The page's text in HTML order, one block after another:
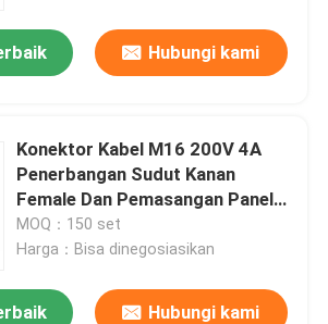
GX
Hubungi kami
Konektor Kabel M16 200V 4A
Penerbangan Sudut Kanan
Female Dan Pemasangan Panel
Male 6~10 Pin
MOQ：150 set
Harga：Bisa dinegosiasikan
Hubungi kami